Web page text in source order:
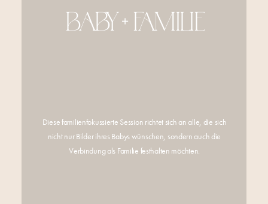
BABY + FAMILIE
Diese familienfokussierte Session richtet sich an alle, die sich
nicht nur Bilder ihres Babys wünschen, sondern auch die
Verbindung als Familie festhalten möchten.